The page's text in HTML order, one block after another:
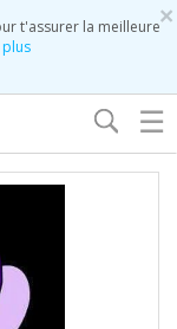
×
t'assurer la meilleure
plus
☰